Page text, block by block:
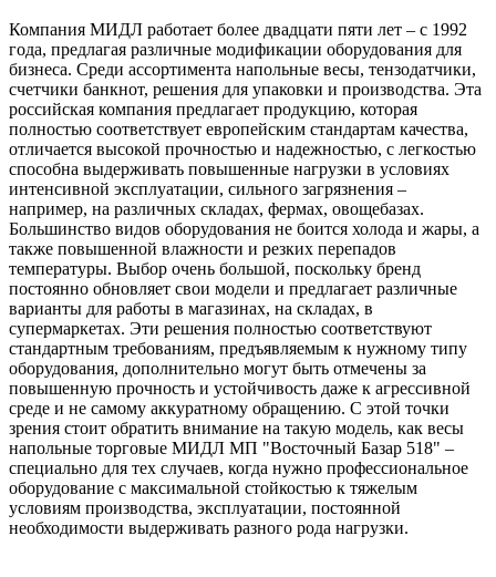
Компания МИДЛ работает более двадцати пяти лет – с 1992
года, предлагая различные модификации оборудования для
бизнеса. Среди ассортимента напольные весы, тензодатчики,
счетчики банкнот, решения для упаковки и производства. Эта
российская компания предлагает продукцию, которая
полностью соответствует европейским стандартам качества,
отличается высокой прочностью и надежностью, с легкостью
способна выдерживать повышенные нагрузки в условиях
интенсивной эксплуатации, сильного загрязнения –
например, на различных складах, фермах, овощебазах.
Большинство видов оборудования не боится холода и жары, а
также повышенной влажности и резких перепадов
температуры. Выбор очень большой, поскольку бренд
постоянно обновляет свои модели и предлагает различные
варианты для работы в магазинах, на складах, в
супермаркетах. Эти решения полностью соответствуют
стандартным требованиям, предъявляемым к нужному типу
оборудования, дополнительно могут быть отмечены за
повышенную прочность и устойчивость даже к агрессивной
среде и не самому аккуратному обращению. С этой точки
зрения стоит обратить внимание на такую модель, как весы
напольные торговые МИДЛ МП "Восточный Базар 518" –
специально для тех случаев, когда нужно профессиональное
оборудование с максимальной стойкостью к тяжелым
условиям производства, эксплуатации, постоянной
необходимости выдерживать разного рода нагрузки.